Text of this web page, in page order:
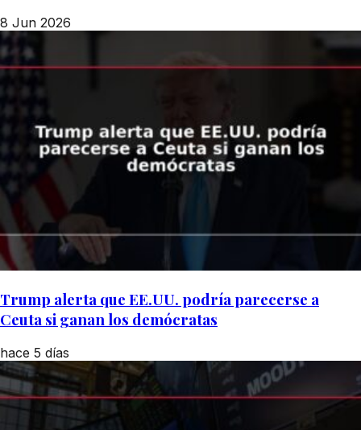
8 Jun 2026
Trump alerta que EE.UU. podría parecerse a
Ceuta si ganan los demócratas
hace 5 días